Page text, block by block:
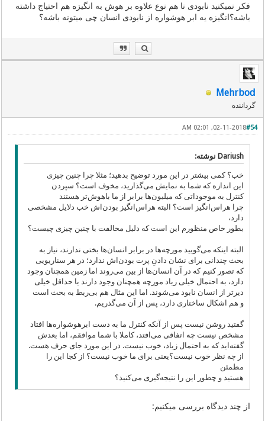
فکر نمیکنید نابودی نا هم نوع علاوه بر هوش به انگیزه هم احتیاج داشته
باشه؟انگیزه یه ابر هوشواره از نابودی انسان چی میتونه باشه؟
Mehrbod
گرداننده
#54
02-11-2018, 02:01 AM
Dariush نوشته:
خب؟ کمی بیشتر در این مورد توضیح بدهید؛ مثلا چرا چنین چیزی
این اندازه که شما به نمایش می‌گذارید، مخوف است؟ سپردن
کنترل به موجوداتی که میلیون‌ها برابر از ما باهوش‌تر هستند
چرا هراس‌انگیز است؟ البته هراس‌انگیز بودن‌اش خب دلایل مشخصی
دارد،
بطور خاص منظورم این است که دلیل مخالفت با چنین چیزی چیست؟
البته اینکه می‌گویید مورچه‌ها در برابر انسان‌ها بختی ندارند، نیاز به
بحث چندانی برای نشان دادنِ پرت بودن‌اش ندارد؛ در هر سناریویی
که تصور کنیم که در آن انسان‌ها از بین می‌روند اما زمین همچنان وجود
دارد، به احتمال خیلی زیاد مورچه همچنان وجود دارند یا حداقل خیلی
دیرتر از انسان نابود می‌شوند. اما این مثال هم بی‌ربط به بحث است
و هم اشکال ساختاری دارد، پس از آن می‌گذریم.
گفتید روشن نیست پس از آنکه کنترل ما به دست ابرهوشواره‌ها افتاد
مشخص نیست چه اتفاقی می‌افتد، کاملا با شما موافقم، اما بعدش
گفته‌اید که به احتمال زیاد، خوب نیست. در این مورد جای حرف هست.
از چه نظر خوب نیست؟یعنی برای ما خوب نیست؟ از کجا این را
مطمئن
هستید و چطور این را نتیجه‌گیری می‌کنید؟
از چند دیدگاه بررسی میکنیم: